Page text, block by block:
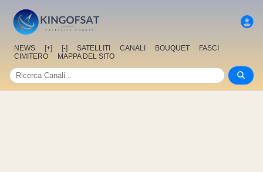
NEWS [+] [-] SATELLITI CANALI BOUQUET
FASCI
CIMITERO
MAPPA DEL SITO